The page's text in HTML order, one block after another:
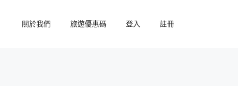
關於我們 旅遊優惠碼 登入 註冊